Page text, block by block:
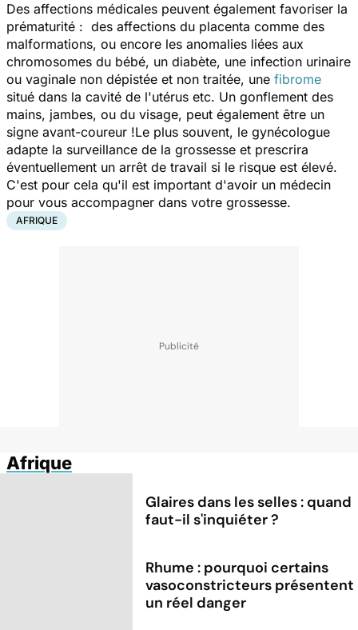
Des affections médicales peuvent également favoriser la
prématurité : des affections du placenta comme des
malformations, ou encore les anomalies liées aux
chromosomes du bébé, un diabète, une infection urinaire
ou vaginale non dépistée et non traitée, une fibrome
situé dans la cavité de l'utérus etc. Un gonflement des
mains, jambes, ou du visage, peut également être un
signe avant-coureur !Le plus souvent, le gynécologue
adapte la surveillance de la grossesse et prescrira
éventuellement un arrêt de travail si le risque est élevé.
C'est pour cela qu'il est important d'avoir un médecin
pour vous accompagner dans votre grossesse.
AFRIQUE
Afrique
Glaires dans les selles : quand
faut-il s'inquiéter ?
Rhume : pourquoi certains
vasoconstricteurs présentent
un réel danger